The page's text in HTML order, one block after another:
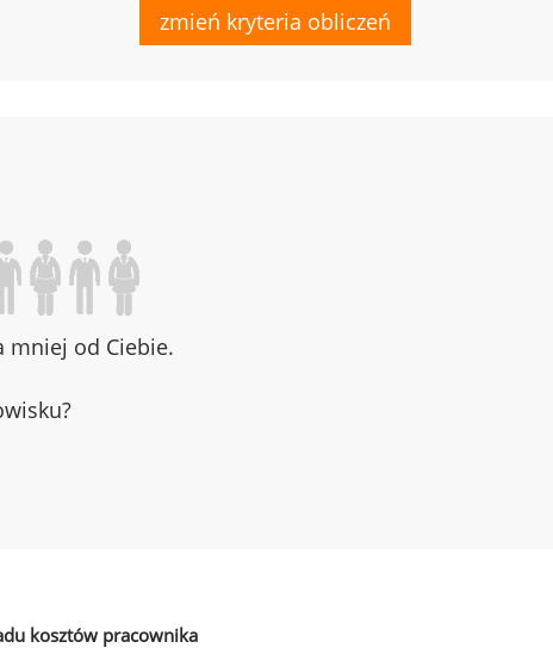
zmień kryteria obliczeń
mniej od Ciebie.
kosztów pracownika